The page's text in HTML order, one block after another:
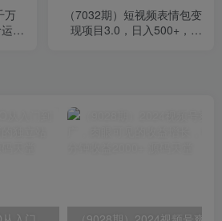
万
营
（7032期）短视频表情包变
现项目3.0，日入500+，新